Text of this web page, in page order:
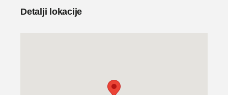
Detalji lokacije